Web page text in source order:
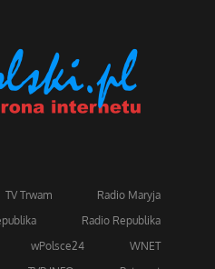
TV Trwam
Radio Maryja
Radio Republika
wPolsce24
WNET